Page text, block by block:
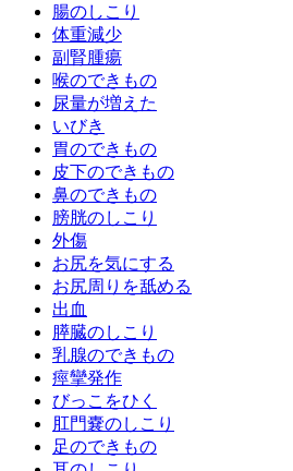
腸のしこり
体重減少
副腎腫瘍
喉のできもの
尿量が増えた
いびき
胃のできもの
皮下のできもの
鼻のできもの
膀胱のしこり
外傷
お尻を気にする
お尻周りを舐める
出血
膵臓のしこり
乳腺のできもの
痙攣発作
びっこをひく
肛門嚢のしこり
足のできもの